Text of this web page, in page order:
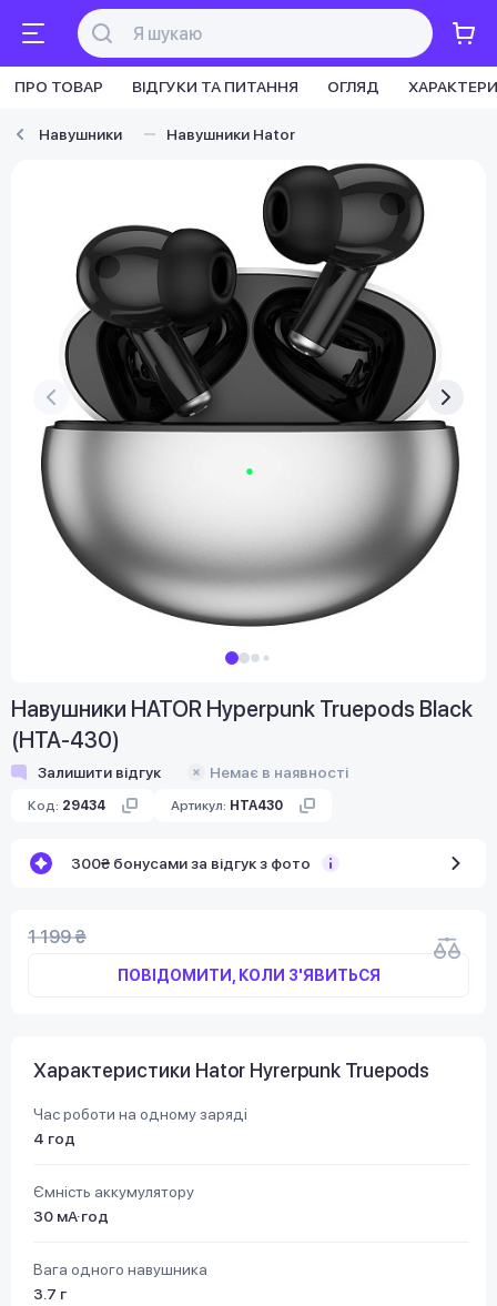
ПРО ТОВАР ВІДГУКИ ТА ПИТАННЯ ОГЛЯД
Навушники Навушники Hator
Навушники HATOR Hyреrpunk Truepods Black
(HTA-430)
Залишити відгук Немає в наявності
Код: 29434 Артикул: HTA430
300₴ бонусами за відгук з фото
1 199 ₴
ПОВІДОМИТИ, КОЛИ З'ЯВИТЬСЯ
Характеристики Hator Hyrerpunk Truepods
Час роботи на одному заряді
4 год
Ємність аккумулятору
30 мА·год
Вага одного навушника
3.7 г